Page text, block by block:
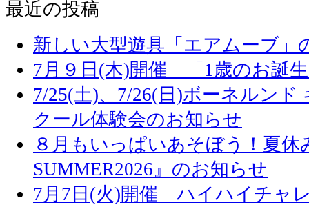
最近の投稿
新しい大型遊具「エアムーブ」
7月９日(木)開催 「1歳のお誕
7/25(土)、7/26(日)ボーネルン
クール体験会のお知らせ
８月もいっぱいあそぼう！夏
SUMMER2026』のお知らせ
7月7日(火)開催 ハイハイチャ